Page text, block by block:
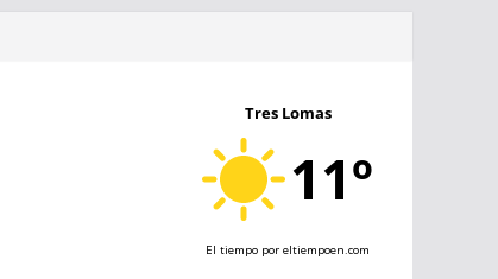
Tres Lomas
11º
El tiempo por eltiempoen.com